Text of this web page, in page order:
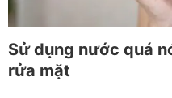
Sử dụng nước quá
rửa mặt